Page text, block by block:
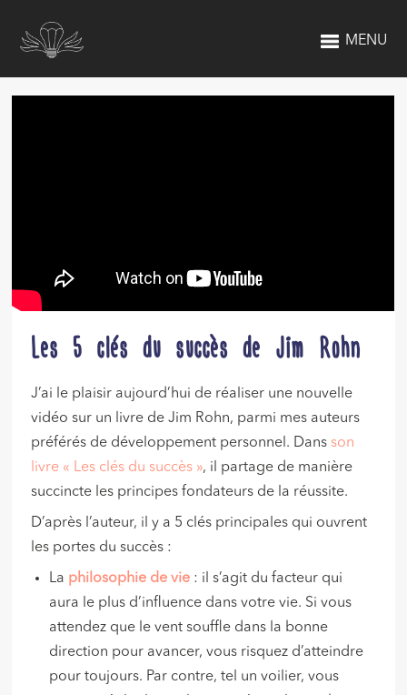
MENU
Les 5 clés du succès de Jim Rohn
J’ai le plaisir aujourd’hui de réaliser une nouvelle
vidéo sur un livre de Jim Rohn, parmi mes auteurs
préférés de développement personnel. Dans son
livre « Les clés du succès », il partage de manière
succincte les principes fondateurs de la réussite.
D’après l’auteur, il y a 5 clés principales qui ouvrent
les portes du succès :
La philosophie de vie : il s’agit du facteur qui
aura le plus d’influence dans votre vie. Si vous
attendez que le vent souffle dans la bonne
direction pour avancer, vous risquez d’atteindre
pour toujours. Par contre, tel un voilier, vous